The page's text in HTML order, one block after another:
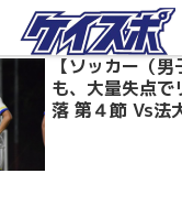
【ソッカー（
も、大量失点で
落 第４節 Vs法